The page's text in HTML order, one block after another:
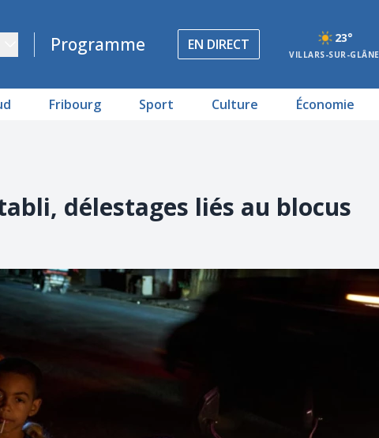
Programme EN DIRECT 23°
VILLARS-SUR-GLÂNE
Fribourg Sport Culture Économie
délestages liés au blocus